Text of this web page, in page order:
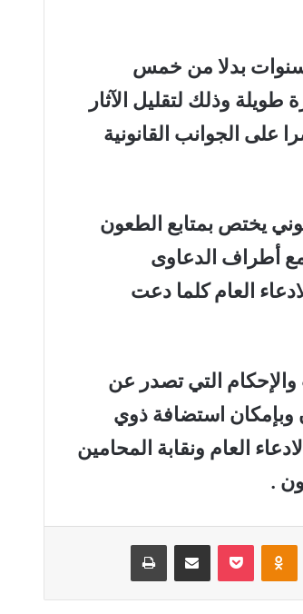
سنوات بدلا من خمس
وذلك لتقليل الآثار
الجوانب القانونية
يختص بمتابع الطعون
أطراف الدعاوى
العام كلما دعت
والإحكام التي تصدر عن
وبإمكان استضافة ذوي
العام ونقابة المحامين
.
‏VKontakte